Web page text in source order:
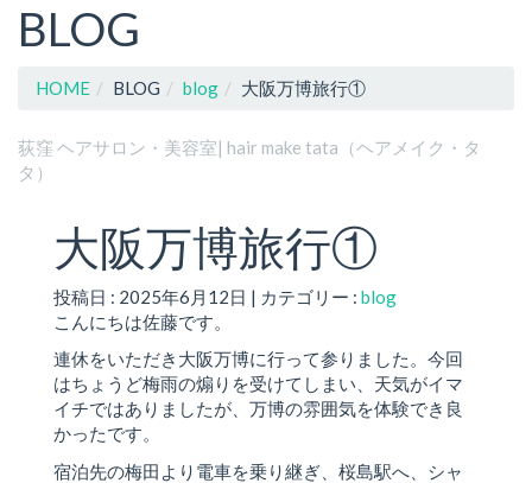
BLOG
HOME BLOG blog 大阪万博旅行①
荻窪 ヘアサロン・美容室| hair make tata（ヘアメイク・タ
タ）
大阪万博旅行①
投稿日 : 2025年6月12日 | カテゴリー : blog
こんにちは佐藤です。
連休をいただき大阪万博に行って参りました。今回
はちょうど梅雨の煽りを受けてしまい、天気がイマ
イチではありましたが、万博の雰囲気を体験でき良
かったです。
宿泊先の梅田より電車を乗り継ぎ、桜島駅へ、シャ